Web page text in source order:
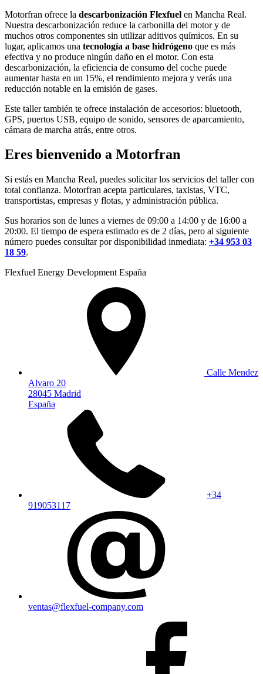
Motorfran ofrece la descarbonización Flexfuel en Mancha Real.
Nuestra descarbonización reduce la carbonilla del motor y de
muchos otros componentes sin utilizar aditivos químicos. En su
lugar, aplicamos una tecnología a base hidrógeno que es más
efectiva y no produce ningún daño en el motor. Con esta
descarbonización, la eficiencia de consumo del coche puede
aumentar hasta en un 15%, el rendimiento mejora y verás una
reducción notable en la emisión de gases.
Este taller también te ofrece instalación de accesorios: bluetooth,
GPS, puertos USB, equipo de sonido, sensores de aparcamiento,
cámara de marcha atrás, entre otros.
Eres bienvenido a Motorfran
Si estás en Mancha Real, puedes solicitar los servicios del taller con
total confianza. Motorfran acepta particulares, taxistas, VTC,
transportistas, empresas y flotas, y administración pública.
Sus horarios son de lunes a viernes de 09:00 a 14:00 y de 16:00 a
20:00. El tiempo de espera estimado es de 2 días, pero al siguiente
número puedes consultar por disponibilidad inmediata: +34 953 03
18 59.
Flexfuel Energy Development España
Calle Mendez
Alvaro 20
28045 Madrid
España
+34
919053117
ventas@flexfuel-company.com